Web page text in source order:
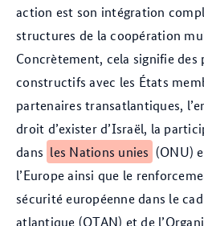
action est son intégration
structures de la coopération
Concrètement, cela signifie des
constructifs avec les États
partenaires transatlantiques,
droit d’exister d’Israël, la
dans les Nations unies (ONU)
l’Europe ainsi que le
sécurité européenne dans le
atlantique (OTAN) et de